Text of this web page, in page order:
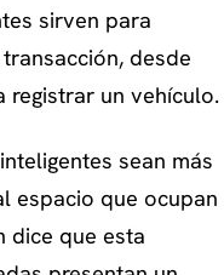
sirven para
desde
registrar un vehículo.
sean más
espacio que ocupan
dice que esta